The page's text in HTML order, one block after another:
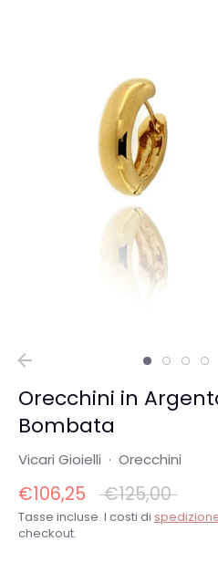
Orecchini in
Bombata
Vicari Gioielli · Orecchini
€106,25 Prezzo
normale
€125,00
Tasse incluse. I costi di
checkout.